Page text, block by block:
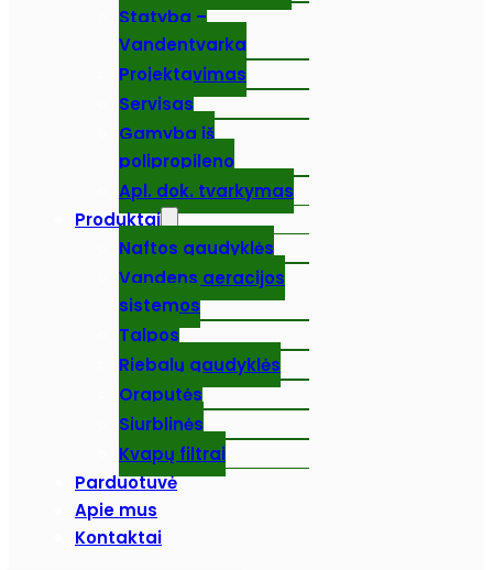
Statyba –
Vandentvarka
Projektavimas
Servisas
Gamyba iš
polipropileno
Apl. dok. tvarkymas
Produktai
Naftos gaudyklės
Vandens aeracijos
sistemos
Talpos
Riebalų gaudyklės
Oraputės
Siurblinės
Kvapų filtrai
Parduotuvė
Apie mus
Kontaktai